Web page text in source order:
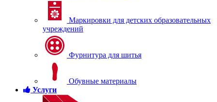
Маркировки для детских образовательных
учреждений
Фурнитура для шитья
Обувные материалы
Услуги